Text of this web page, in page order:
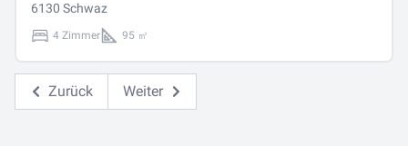
6130 Schwaz
4 Zimmer 95 ㎡
Zurück Weiter